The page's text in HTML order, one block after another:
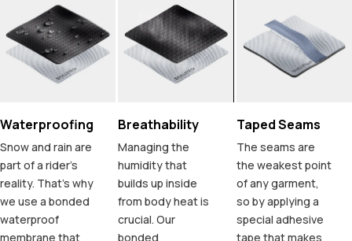
Waterproofing
Snow and rain are
part of a rider's
reality. That's why
we use a bonded
waterproof
membrane that
Breathability
Managing the
humidity that
builds up inside
from body heat is
crucial. Our
bonded
Taped Seams
The seams are
the weakest point
of any garment,
so by applying a
special adhesive
tape that makes